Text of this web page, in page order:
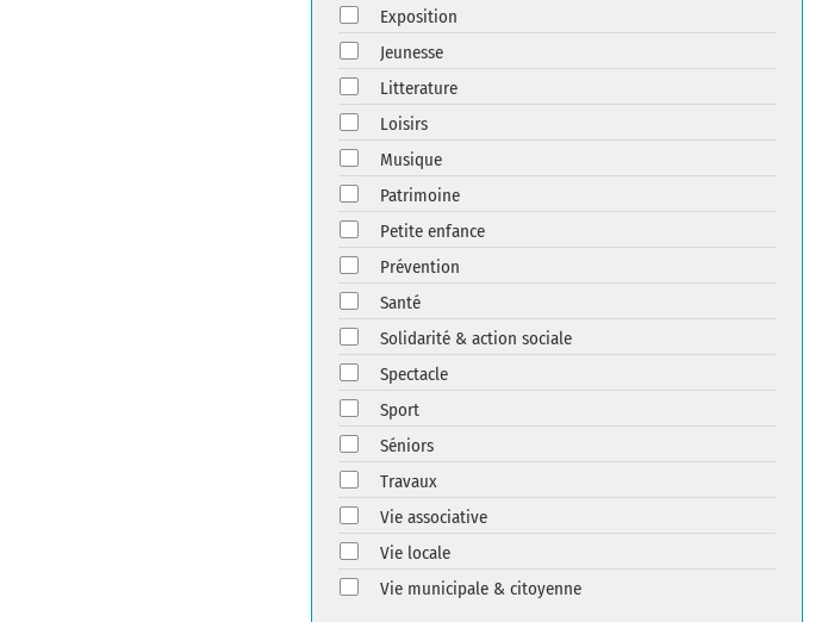
Exposition
Jeunesse
Litterature
Loisirs
Musique
Patrimoine
Petite enfance
Prévention
Santé
Solidarité & action sociale
Spectacle
Sport
Séniors
Travaux
Vie associative
Vie locale
Vie municipale & citoyenne